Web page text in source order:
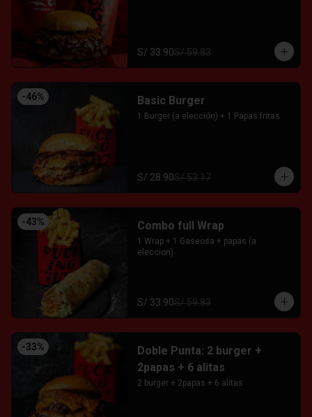
S/ 33.90S/ 59.83
-46% Basic Burger
1 Burger (a elección) + 1 Papas fritas
S/ 28.90S/ 53.17
-43% Combo full Wrap
1 Wrap + 1 Gaseosa + papas (a
eleccion)
S/ 33.90S/ 59.83
-33%
Doble Punta: 2 burger +
2papas + 6 alitas
2 burger + 2papas + 6 alitas